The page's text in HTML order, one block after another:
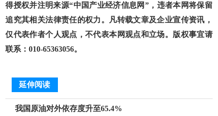
得授权并注明来源“中国产业经济信息网”，违者本网将保留
追究其相关法律责任的权力。凡转载文章及企业宣传资讯，
仅代表作者个人观点，不代表本网观点和立场。版权事宜请
联系：010-65363056。
延伸阅读
我国原油对外依存度升至65.4%